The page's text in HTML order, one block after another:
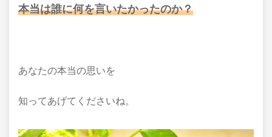
本当は誰に何を言いたかったのか？
あなたの本当の思いを
知ってあげてくださいね。